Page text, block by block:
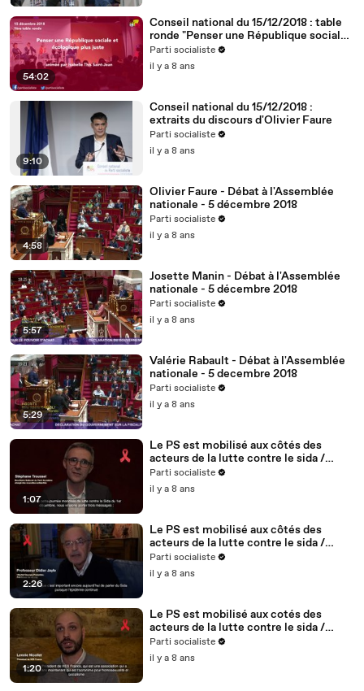
54:02
Conseil national du 15/12/2018 : table
ronde "Penser une République sociale
et écologique plus juste"
Parti socialiste
il y a 8 ans
9:10
Conseil national du 15/12/2018 :
extraits du discours d'Olivier Faure
Parti socialiste
il y a 8 ans
4:58
Olivier Faure - Débat à l'Assemblée
nationale - 5 décembre 2018
Parti socialiste
il y a 8 ans
5:57
Josette Manin - Débat à l'Assemblée
nationale - 5 décembre 2018
Parti socialiste
il y a 8 ans
5:29
Valérie Rabault - Débat à l'Assemblée
nationale - 5 decembre 2018
Parti socialiste
il y a 8 ans
1:07
Le PS est mobilisé aux côtés des
acteurs de la lutte contre le sida /
Stéphane Troussel - 2/5
Parti socialiste
il y a 8 ans
2:26
Le PS est mobilisé aux côtés des
acteurs de la lutte contre le sida /
Didier Jayle, médecin, fondateur du
site vih.org - 1/5
Parti socialiste
il y a 8 ans
1:20
Le PS est mobilisé aux cotés des
acteurs de la lutte contre le sida /
Lennie Nicollet, président de HES -
5/5
Parti socialiste
il y a 8 ans